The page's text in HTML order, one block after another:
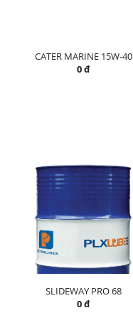
CATER MARINE 15W-40
0 đ
SLIDEWAY PRO 68
0 đ